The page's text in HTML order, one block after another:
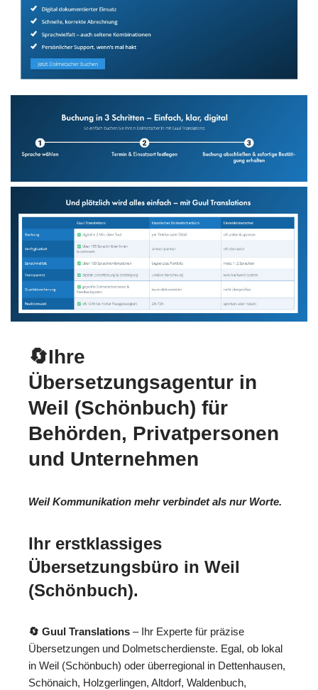
🔄Ihre
Übersetzungsagentur in
Weil (Schönbuch) für
Behörden, Privatpersonen
und Unternehmen
Weil Kommunikation mehr verbindet als nur Worte.
Ihr erstklassiges
Übersetzungsbüro in Weil
(Schönbuch).
🔄 Guul Translations – Ihr Experte für präzise
Übersetzungen und Dolmetscherdienste. Egal, ob lokal
in Weil (Schönbuch) oder überregional in Dettenhausen,
Schönaich, Holzgerlingen, Altdorf, Waldenbuch,